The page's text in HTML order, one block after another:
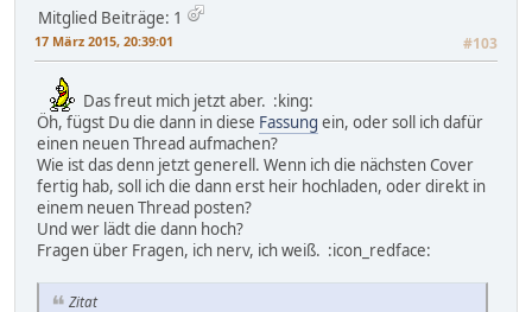
Mitglied Beiträge: 1
17 März 2015, 20:39:01 #103
Das freut mich jetzt aber. :king:
Öh, fügst Du die dann in diese Fassung ein, oder soll ich dafür
einen neuen Thread aufmachen?
Wie ist das denn jetzt generell. Wenn ich die nächsten Cover
fertig hab, soll ich die dann erst heir hochladen, oder direkt in
einem neuen Thread posten?
Und wer lädt die dann hoch?
Fragen über Fragen, ich nerv, ich weiß. :icon_redface:
Zitat